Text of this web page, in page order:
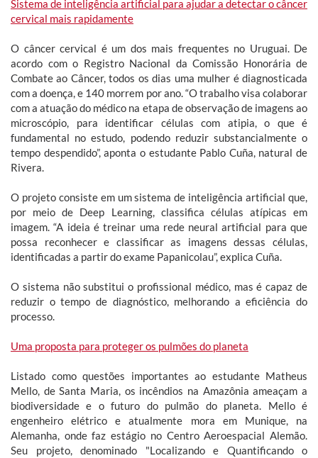
Sistema de inteligência artificial para ajudar a detectar o câncer
cervical mais rapidamente
O câncer cervical é um dos mais frequentes no Uruguai. De
acordo com o Registro Nacional da Comissão Honorária de
Combate ao Câncer, todos os dias uma mulher é diagnosticada
com a doença, e 140 morrem por ano. “O trabalho visa colaborar
com a atuação do médico na etapa de observação de imagens ao
microscópio, para identificar células com atipia, o que é
fundamental no estudo, podendo reduzir substancialmente o
tempo despendido”, aponta o estudante Pablo Cuña, natural de
Rivera.
O projeto consiste em um sistema de inteligência artificial que,
por meio de Deep Learning, classifica células atípicas em
imagem. “A ideia é treinar uma rede neural artificial para que
possa reconhecer e classificar as imagens dessas células,
identificadas a partir do exame Papanicolau”, explica Cuña.
O sistema não substitui o profissional médico, mas é capaz de
reduzir o tempo de diagnóstico, melhorando a eficiência do
processo.
Uma proposta para proteger os pulmões do planeta
Listado como questões importantes ao estudante Matheus
Mello, de Santa Maria, os incêndios na Amazônia ameaçam a
biodiversidade e o futuro do pulmão do planeta. Mello é
engenheiro elétrico e atualmente mora em Munique, na
Alemanha, onde faz estágio no Centro Aeroespacial Alemão.
Seu projeto, denominado "Localizando e Quantificando o